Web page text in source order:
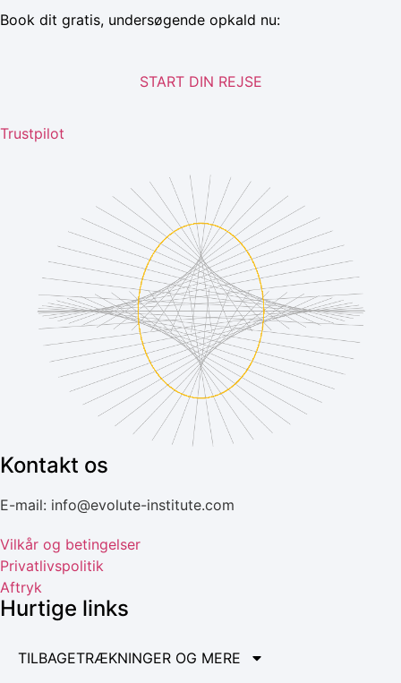
Book dit gratis, undersøgende opkald nu:
START DIN REJSE
Trustpilot
Kontakt os
E-mail: info@evolute-institute.com
Vilkår og betingelser
Privatlivspolitik
Aftryk
Hurtige links
TILBAGETRÆKNINGER OG MERE